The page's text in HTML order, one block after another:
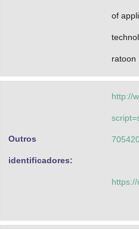
of
ratoon
Outros
identificadores:
http://